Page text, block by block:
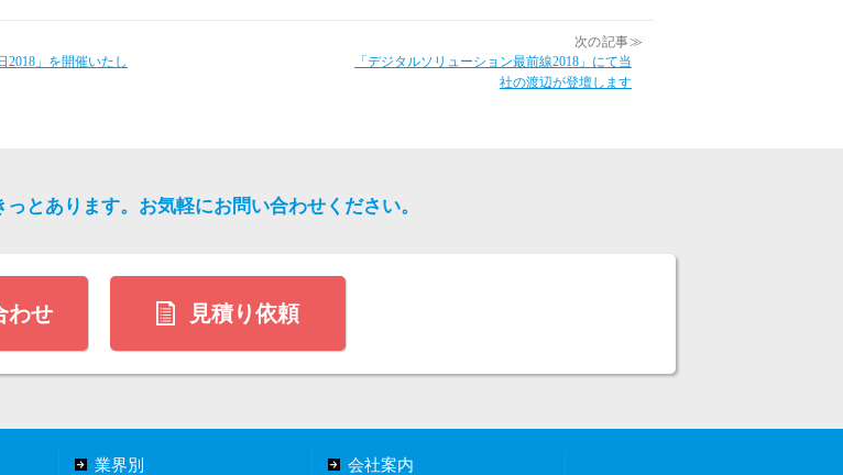
2018」を開催いたし
次の記事≫
「デジタルソリューション最前線2018」にて当
社の渡辺が登壇します
とあります。 お気軽にお問い合わせください。
わせ 見積り依頼
業界別 会社案内